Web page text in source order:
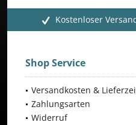
Kostenloser
Shop Service
Versandkosten &
Zahlungsarten
Widerruf